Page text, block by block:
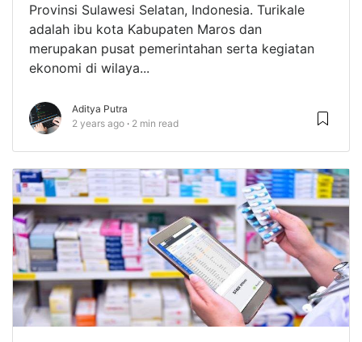
Provinsi Sulawesi Selatan, Indonesia. Turikale
adalah ibu kota Kabupaten Maros dan
merupakan pusat pemerintahan serta kegiatan
ekonomi di wilaya...
Aditya Putra
2 years ago
2 min read